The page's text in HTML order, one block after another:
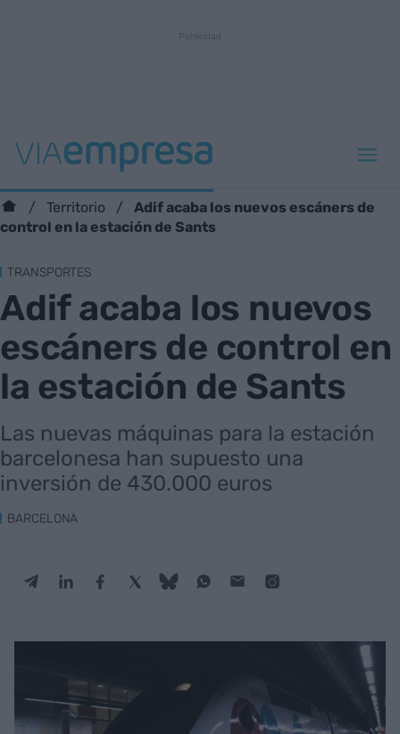
Territorio
Adif acaba los nuevos escáners de
control en la estación de Sants
TRANSPORTES
Adif acaba los nuevos
escáners de control en
la estación de Sants
Las nuevas máquinas para la estación
barcelonesa han supuesto una
inversión de 430.000 euros
BARCELONA